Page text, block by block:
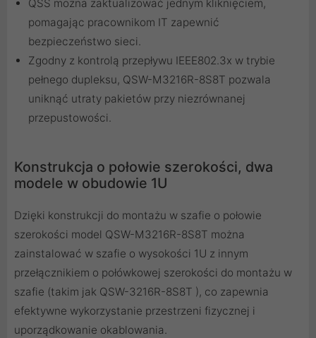
QSS można zaktualizować jednym kliknięciem,
pomagając pracownikom IT zapewnić
bezpieczeństwo sieci.
Zgodny z kontrolą przepływu IEEE802.3x w trybie
pełnego dupleksu, QSW-M3216R-8S8T pozwala
uniknąć utraty pakietów przy niezrównanej
przepustowości.
Konstrukcja o połowie szerokości, dwa
modele w obudowie 1U
Dzięki konstrukcji do montażu w szafie o połowie
szerokości model QSW-M3216R-8S8T można
zainstalować w szafie o wysokości 1U z innym
przełącznikiem o połówkowej szerokości do montażu w
szafie (takim jak QSW-3216R-8S8T ), co zapewnia
efektywne wykorzystanie przestrzeni fizycznej i
uporządkowanie okablowania.